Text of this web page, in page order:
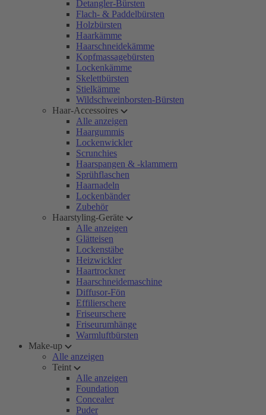
Detangler-Bürsten
Flach- & Paddelbürsten
Holzbürsten
Haarkämme
Haarschneidekämme
Kopfmassagebürsten
Lockenkämme
Skelettbürsten
Stielkämme
Wildschweinborsten-Bürsten
Haar-Accessoires
Alle anzeigen
Haargummis
Lockenwickler
Scrunchies
Haarspangen & -klammern
Sprühflaschen
Haarnadeln
Lockenbänder
Zubehör
Haarstyling-Geräte
Alle anzeigen
Glätteisen
Lockenstäbe
Heizwickler
Haartrockner
Haarschneidemaschine
Diffusor-Fön
Effilierschere
Friseurschere
Friseurumhänge
Warmluftbürsten
Make-up
Alle anzeigen
Teint
Alle anzeigen
Foundation
Concealer
Puder